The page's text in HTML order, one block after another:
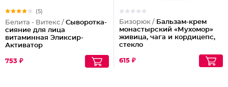
(5)
Белита - Витекс / Сыворотка-
сияние для лица
витаминная Эликсир-
Активатор
753 ₽
Бизорюк / Бальзам-крем
монастырский «Мухомор»
живица, чага и кордицепс,
стекло
615 ₽